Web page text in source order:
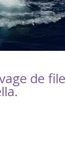
de